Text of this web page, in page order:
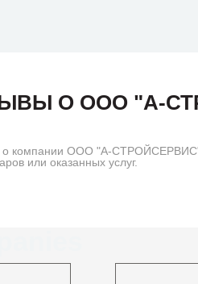
О ООО "А-
о компании ООО "А-
или оказанных услуг.